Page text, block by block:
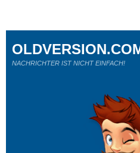
NACHRICHTER IST NICHT EINFACH!